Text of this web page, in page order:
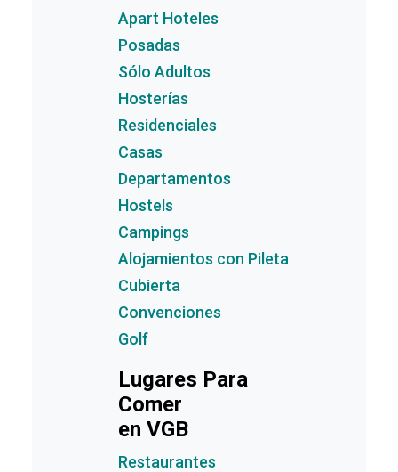
Apart Hoteles
Posadas
Sólo Adultos
Hosterías
Residenciales
Casas
Departamentos
Hostels
Campings
Alojamientos con Pileta
Cubierta
Convenciones
Golf
Lugares Para
Comer
en VGB
Restaurantes